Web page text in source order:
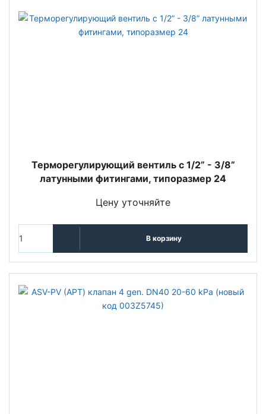
Терморегулирующий вентиль c 1/2” - 3/8”
латунными фитингами, типоразмер 24
Цену уточняйте
В корзину